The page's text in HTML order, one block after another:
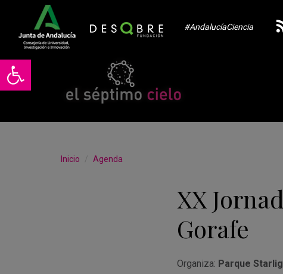
Abrir barra de herramientas
#AndalucíaCiencia
Inicio Agenda
XX
Gorafe
Organiza: Parque